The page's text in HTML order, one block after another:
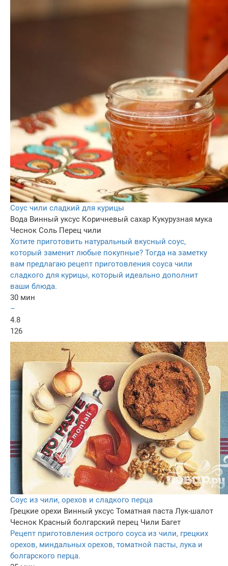
Cоус чили сладкий для курицы
Вода Винный уксус Коричневый сахар Кукурузная мука
Чеснок Соль Перец чили
Хотите приготовить натуральный вкусный соус,
который заменит любые покупные? Тогда на заметку
вам предлагаю рецепт приготовления соуса чили
сладкого для курицы, который идеально дополнит
ваши блюда.
30 мин
–
4.8
126
Соус из чили, орехов и сладкого перца
Грецкие орехи Винный уксус Томатная паста Лук-шалот
Чеснок Красный болгарский перец Чили Багет
Рецепт приготовления острого соуса из чили, грецких
орехов, миндальных орехов, томатной пасты, лука и
болгарского перца.